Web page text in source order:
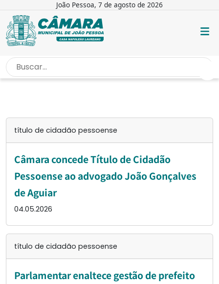
João Pessoa, 7 de agosto de 2026
INÍCIO / TÍTULO DE CIDADÃO PESSOENSE
título de cidadão pessoense
Câmara concede Título de Cidadão
Pessoense ao advogado João Gonçalves
de Aguiar
04.05.2026
título de cidadão pessoense
Parlamentar enaltece gestão de prefeito